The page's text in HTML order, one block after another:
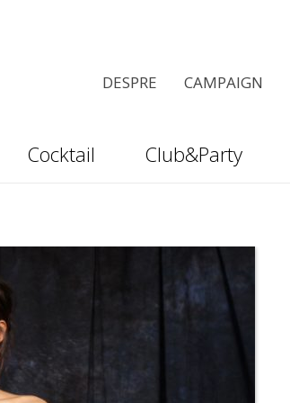
DESPRE CAMPAIGN
Cocktail Club&Party